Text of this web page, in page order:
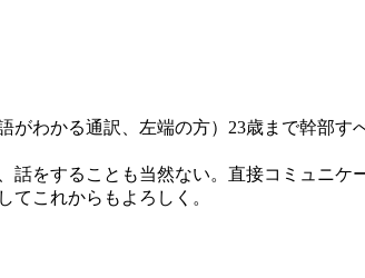
がわかる通訳、左端の方）23歳まで幹部
話をすることも当然ない。直接コミュニ
てこれからもよろしく。